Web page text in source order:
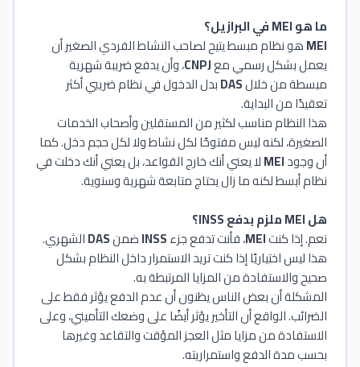
ما هو MEI في البرازيل؟
MEIهو نظام مبسط يتيح لصاحب النشاط الفردي الصغير أن
يعمل بشكل رسمي معCNPJ، وأن يدفع ضريبة شهرية
مبسطة من خلالDASبدل الدخول في نظام ضريبي أكثر
تعقيدًا من البداية.
هذا النظام مناسب لكثير من المستقلين وأصحاب الخدمات
الصغيرة، لكنه ليس مفتوحًا لكل نشاط ولا لكل حجم دخل. كما
أن وجودMEIلا يعني أنك خارج القواعد، بل يعني أنك دخلت في
نظام أبسط لكنه ما زال يحتاج متابعة شهرية وسنوية.
هل MEI ملزم بدفع INSS؟
نعم. إذا كنتMEI، فأنت تدفع جزءINSSضمنDASالشهري.
هذا ليس اختياريًا إذا كنت تريد الاستمرار داخل النظام بشكل
صحيح والاستفادة من المزايا المرتبطة به.
المشكلة أن بعض الناس يظنون أن عدم الدفع يؤثر فقط على
الضرائب. الواقع أن التأخير يؤثر أيضًا على وضعك التأميني، وعلى
الاستفادة من مزايا مثل العجز المؤقت والتقاعد وغيرها
بحسب مدة الدفع واستمراريته.